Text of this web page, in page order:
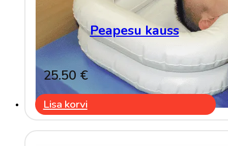
Peapesu kauss
25.50 €
Lisa korvi